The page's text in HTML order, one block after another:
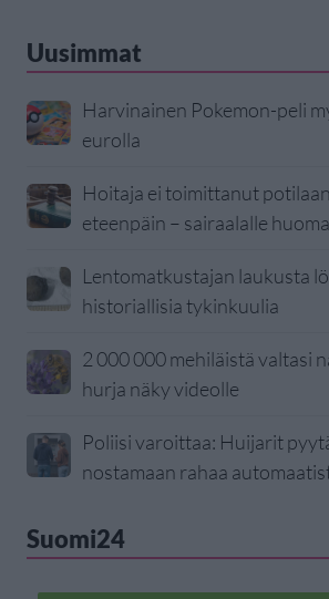
Uusimmat
Harvinainen Pokemon-peli
eurolla
Hoitaja ei toimittanut
eteenpäin – sairaalalle
Lentomatkustajan laukusta
historiallisia tykinkuulia
2 000 000 mehiläistä valtasi
hurja näky videolle
Poliisi varoittaa: Huijarit
nostamaan rahaa
Suomi24